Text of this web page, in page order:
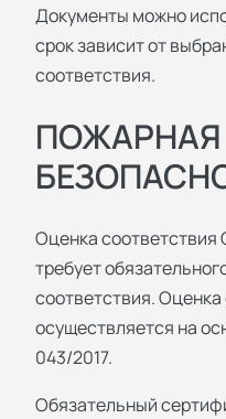
Документы можно
срок зависит от
соответствия.
ПОЖАРНАЯ
Оценка
требует
соответствия. Оценка
осуществляется на
043/2017.
Обязательный